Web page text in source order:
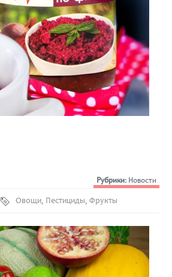
Рубрики: Новости
Овощи, Пестициды, Фрукты